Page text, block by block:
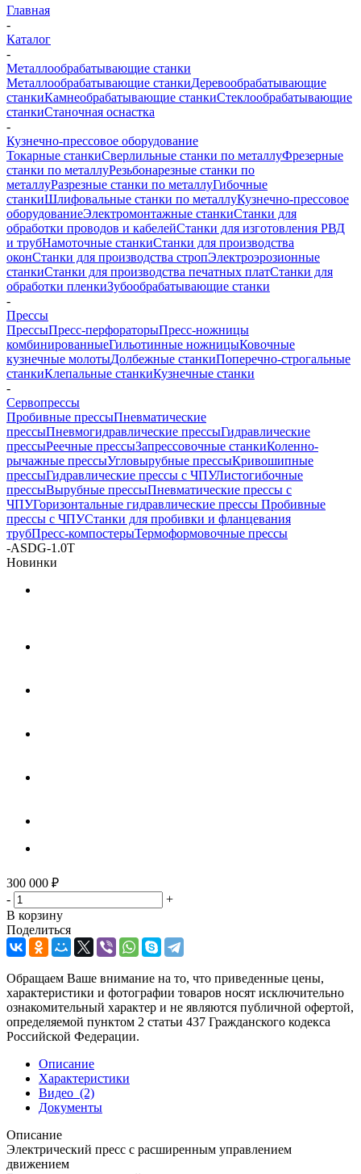
Главная
-
Каталог
-
Металлообрабатывающие станки
Металлообрабатывающие станкиДеревообрабатывающие
станкиКамнеобрабатывающие станкиСтеклообрабатывающие
станкиСтаночная оснастка
-
Кузнечно-прессовое оборудование
Токарные станкиСверлильные станки по металлуФрезерные
станки по металлуРезьбонарезные станки по
металлуРазрезные станки по металлуГибочные
станкиШлифовальные станки по металлуКузнечно-прессовое
оборудованиеЭлектромонтажные станкиСтанки для
обработки проводов и кабелейСтанки для изготовления РВД
и трубНамоточные станкиСтанки для производства
оконСтанки для производства стропЭлектроэрозионные
станкиСтанки для производства печатных платСтанки для
обработки пленкиЗубообрабатывающие станки
-
Прессы
ПрессыПресс-перфораторыПресс-ножницы
комбинированныеГильотинные ножницыКовочные
кузнечные молотыДолбежные станкиПоперечно-строгальные
станкиКлепальные станкиКузнечные станки
-
Cервопрессы
Пробивные прессыПневматические
прессыПневмогидравлические прессыГидравлические
прессыРеечные прессыЗапрессовочные станкиКоленно-
рычажные прессыУгловырубные прессыКривошипные
прессыГидравлические прессы с ЧПУЛистогибочные
прессыВырубные прессыПневматические прессы с
ЧПУГоризонтальные гидравлические прессы Пробивные
прессы с ЧПУСтанки для пробивки и фланцевания
трубПресс-компостерыТермоформовочные прессы
-ASDG-1.0T
Новинки
300 000 ₽
-
+
В корзину
Поделиться
Обращаем Ваше внимание на то, что приведенные цены,
характеристики и фотографии товаров носят исключительно
ознакомительный характер и не являются публичной офертой,
определяемой пунктом 2 статьи 437 Гражданского кодекса
Российской Федерации.
Описание
Характеристики
Видео (2)
Документы
Описание
Электрический пресс с расширенным управлением
движением